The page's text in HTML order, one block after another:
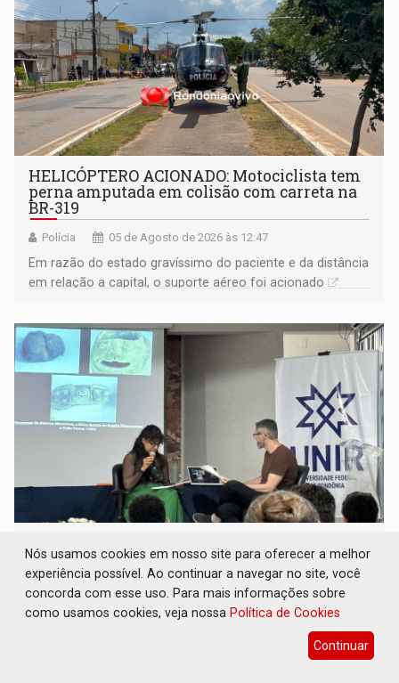
HELICÓPTERO ACIONADO: Motociclista tem
perna amputada em colisão com carreta na
BR-319
Polícia 05 de Agosto de 2026 às 12:47
Em razão do estado gravíssimo do paciente e da distância
em relação a capital, o suporte aéreo foi acionado
resgatam memória de Rondônia sob a ótica
dos vencidos
pesquisadores da Unir discutem a preservação do acervo
Nós usamos cookies em nosso site para oferecer a melhor
experiência possível. Ao continuar a navegar no site, você
concorda com esse uso. Para mais informações sobre
como usamos cookies, veja nossa Política de Cookies
Continuar